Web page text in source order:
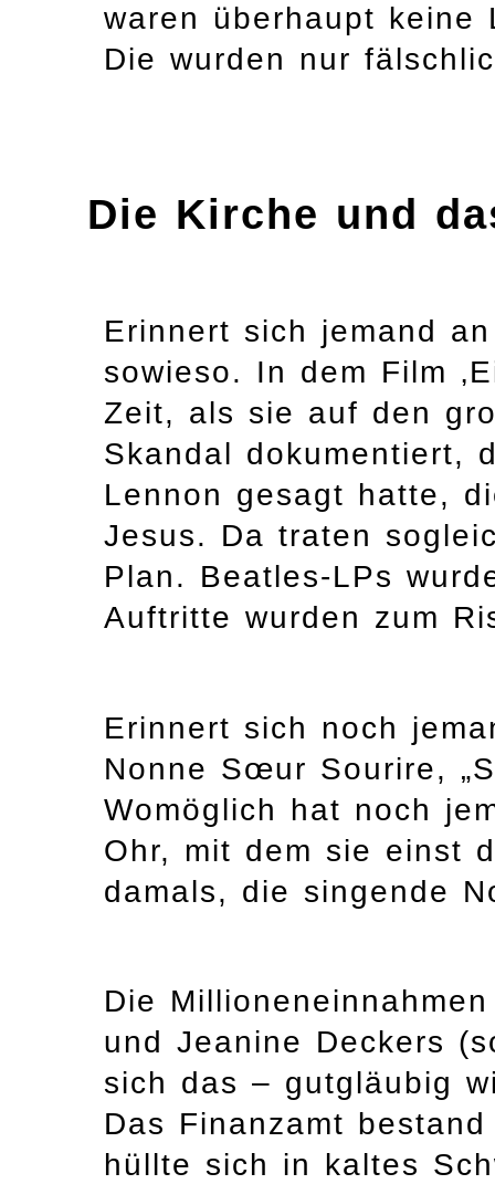
waren überhaupt keine
Die wurden nur
Die Kirche und
Erinnert sich jemand
sowieso. In dem Film
Zeit, als sie auf den
Skandal dokumentiert,
Lennon gesagt hatte,
Jesus. Da traten
Plan. Beatles-LPs
Auftritte wurden zum
Erinnert sich noch
Nonne Sœur Sourire,
Womöglich hat noch
Ohr, mit dem sie einst
damals, die singende
Die
und Jeanine Deckers
sich das – gutgläubig
Das Finanzamt
hüllte sich in kaltes